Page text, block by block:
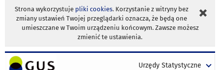
Strona wykorzystuje pliki cookies. Korzystanie z witryny bez
zmiany ustawień Twojej przeglądarki oznacza, że będą one
umieszczane w Twoim urządzeniu końcowym. Zawsze możesz
zmienić te ustawienia.
Urzędy Statystyczne